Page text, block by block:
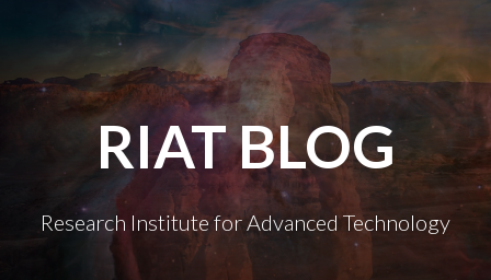
ス
キ
ッ
プ
RIAT BLOG
Research Institute for Advanced Technology